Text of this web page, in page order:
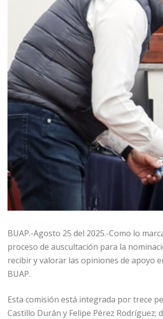
BUAP.-Agosto 25 del 2025.-Como lo
proceso de auscultación para la
recibir y valorar las opiniones de apoyo
BUAP.
Esta comisión está integrada por trece
Castillo Durán y Felipe Pérez Rodríguez;